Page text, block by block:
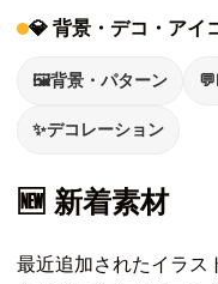
💎 背景・デコ・アイ
🖼️背景・パターン 💬
✨デコレーション
🆕 新着素材
最近追加されたイラス